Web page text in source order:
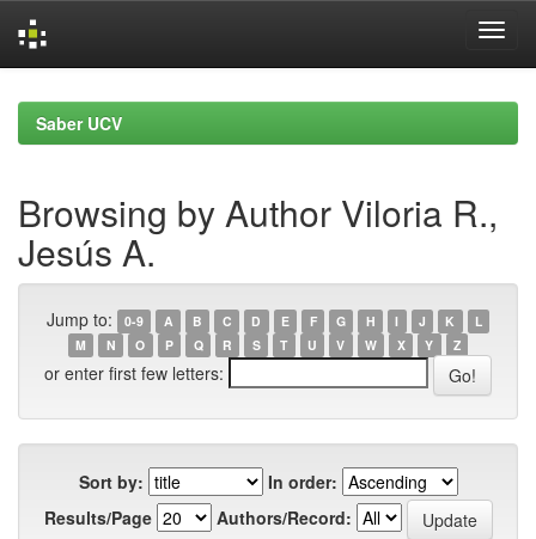
navigationSaber UCV
Browsing by Author Viloria R.,
Jesús A.
Jump to: 0-9 A B C D E F G H I J K
L
M
N O P Q R S T U V W X Y Z
or enter first few letters:
Sort by:
In order:
Results/Page
Authors/Record: